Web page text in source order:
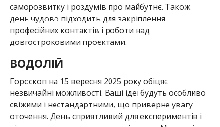
саморозвитку і роздумів про майбутнє. Також
день чудово підходить для закріплення
професійних контактів і роботи над
довгостроковими проєктами.
ВОДОЛІЙ
Гороскоп на 15 вересня 2025 року обіцяє
незвичайні можливості. Ваші ідеї будуть особливо
свіжими і нестандартними, що приверне увагу
оточення. День сприятливий для експериментів і